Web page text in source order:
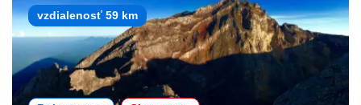
vzdialenosť 59 km